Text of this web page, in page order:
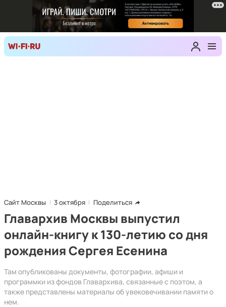
Сайт Москвы 3 октября Поделиться
Главархив Москвы выпустил
онлайн-книгу к 130-летию со дня
рождения Сергея Есенина
Там опубликованы документы, фотографии, афиши и
программки из фондов Главархива, связанные с поэтом, а
также представлены материалы об увековечивании памяти о
нем.